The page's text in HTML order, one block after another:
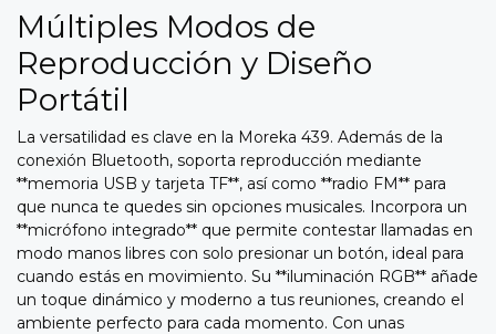
Múltiples Modos de
Reproducción y Diseño
Portátil
La versatilidad es clave en la Moreka 439. Además de la
conexión Bluetooth, soporta reproducción mediante
**memoria USB y tarjeta TF**, así como **radio FM** para
que nunca te quedes sin opciones musicales. Incorpora un
**micrófono integrado** que permite contestar llamadas en
modo manos libres con solo presionar un botón, ideal para
cuando estás en movimiento. Su **iluminación RGB** añade
un toque dinámico y moderno a tus reuniones, creando el
ambiente perfecto para cada momento. Con unas